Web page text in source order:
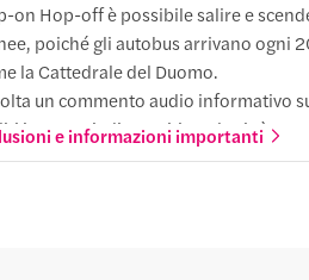
arrivare
Pace
Sempione
a piedi
on Hop-off è possibile salire e
poiché gli autobus arrivano ogni
la Cattedrale del Duomo.
un commento audio informativo
i tour a piedi gratuiti per la città.
al Museo Leonardo3 Museum,
e informazioni importanti